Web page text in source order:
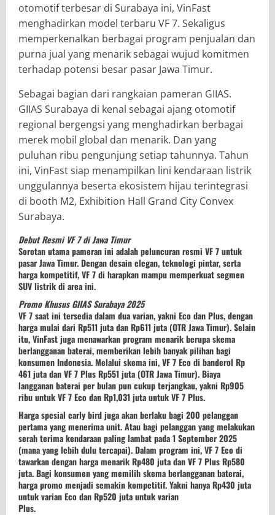
otomotif terbesar di Surabaya ini, VinFast
menghadirkan model terbaru VF 7. Sekaligus
memperkenalkan berbagai program penjualan dan
purna jual yang menarik sebagai wujud komitmen
terhadap potensi besar pasar Jawa Timur.
Sebagai bagian dari rangkaian pameran GIIAS.
GIIAS Surabaya di kenal sebagai ajang otomotif
regional bergengsi yang menghadirkan berbagai
merek mobil global dan menarik. Dan yang
puluhan ribu pengunjung setiap tahunnya. Tahun
ini, VinFast siap menampilkan lini kendaraan listrik
unggulannya beserta ekosistem hijau terintegrasi
di booth M2, Exhibition Hall Grand City Convex
Surabaya.
Debut Resmi VF 7 di Jawa Timur
Sorotan utama pameran ini adalah peluncuran resmi VF 7 untuk
pasar Jawa Timur. Dengan desain elegan, teknologi pintar, serta
harga kompetitif, VF 7 di harapkan mampu memperkuat segmen
SUV listrik di area ini.
Promo Khusus GIIAS Surabaya 2025
VF 7 saat ini tersedia dalam dua varian, yakni Eco dan Plus, dengan
harga mulai dari Rp511 juta dan Rp611 juta (OTR Jawa Timur). Selain
itu, VinFast juga menawarkan program menarik berupa skema
berlangganan baterai, memberikan lebih banyak pilihan bagi
konsumen Indonesia. Melalui skema ini, VF 7 Eco di banderol Rp
461 juta dan VF 7 Plus Rp551 juta (OTR Jawa Timur). Biaya
langganan baterai per bulan pun cukup terjangkau, yakni Rp905
ribu untuk VF 7 Eco dan Rp1,031 juta untuk VF 7 Plus.
Harga spesial early bird juga akan berlaku bagi 200 pelanggan
pertama yang menerima unit. Atau bagi pelanggan yang melakukan
serah terima kendaraan paling lambat pada 1 September 2025
(mana yang lebih dulu tercapai). Dalam program ini, VF 7 Eco di
tawarkan dengan harga menarik Rp480 juta dan VF 7 Plus Rp580
juta. Bagi konsumen yang memilih skema berlangganan baterai,
harga promo menjadi semakin kompetitif. Yakni hanya Rp430 juta
untuk varian Eco dan Rp520 juta untuk varian
Plus.